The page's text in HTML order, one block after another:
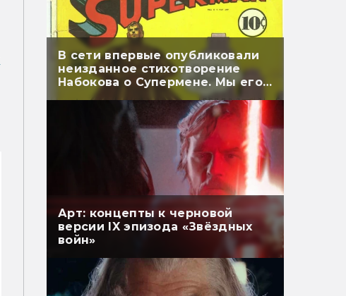
В сети впервые опубликовали
неизданное стихотворение
Набокова о Супермене. Мы его
перевели
Арт: концепты к черновой
версии IX эпизода «Звёздных
войн»